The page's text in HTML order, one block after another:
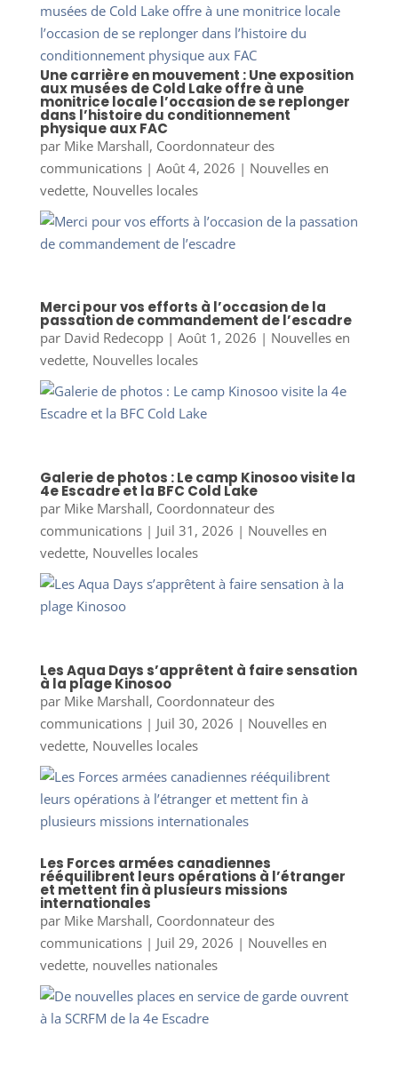
Une carrière en mouvement : Une exposition
aux musées de Cold Lake offre à une
monitrice locale l’occasion de se replonger
dans l’histoire du conditionnement
physique aux FAC
par Mike Marshall, Coordonnateur des
communications| Août 4, 2026 | Nouvelles en
vedette, Nouvelles locales
Merci pour vos efforts à l’occasion de la
passation de commandement de l’escadre
par David Redecopp| Août 1, 2026 | Nouvelles en
vedette, Nouvelles locales
Galerie de photos : Le camp Kinosoo visite la
4e Escadre et la BFC Cold Lake
par Mike Marshall, Coordonnateur des
communications| Juil 31, 2026 | Nouvelles en
vedette, Nouvelles locales
Les Aqua Days s’apprêtent à faire sensation
à la plage Kinosoo
par Mike Marshall, Coordonnateur des
communications| Juil 30, 2026 | Nouvelles en
vedette, Nouvelles locales
Les Forces armées canadiennes
rééquilibrent leurs opérations à l’étranger
et mettent fin à plusieurs missions
internationales
par Mike Marshall, Coordonnateur des
communications| Juil 29, 2026 | Nouvelles en
vedette, nouvelles nationales